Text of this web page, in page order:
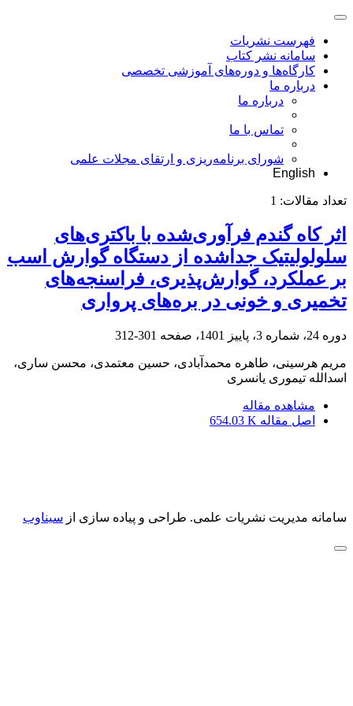
فهرست نشریات
سامانه نشر کتاب
کارگاه‌ها و دوره‌های آموزشی تخصصی
درباره ما
درباره ما
تماس با ما
شورای برنامه‌ریزی و ارتقای مجلات علمی
English
تعداد مقالات: 1
اثر کاه گندم فرآوری‌شده با باکتری‌های
سلولولیتیک جداشده از دستگاه گوارش اسب
بر عملکرد، گوارش‌پذیری، فراسنجه‌های
تخمیری و خونی در بره‌های پرواری
دوره 24، شماره 3، پاییز 1401، صفحه 301-312
مریم هرسینی، طاهره محمدآبادی، حسین معتمدی، محسن ساری،
اسدالله تیموری یانسری
مشاهده مقاله
اصل مقاله 654.03 K
سامانه مدیریت نشریات علمی. طراحی و پیاده سازی از سیناوب